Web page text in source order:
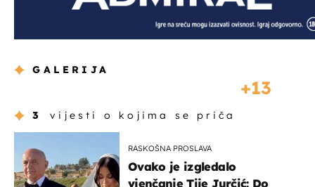
GALERIJA
13
3 vijesti o kojima se priča
RASKOŠNA PROSLAVA
Ovako je izgledalo
vjenčanje Tije Jurčić: Do